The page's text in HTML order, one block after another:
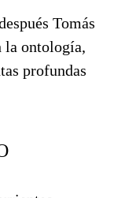
Tomás
la ontología,
profundas